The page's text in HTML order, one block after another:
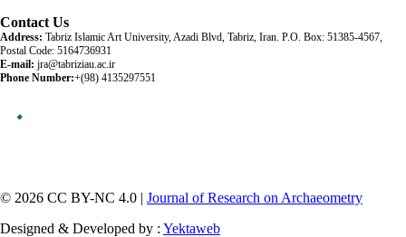
Contact Us
Address: Tabriz Islamic Art University, Azadi Blvd, Tabriz, Iran. P.O. Box: 51385-4567,
Postal Code: 5164736931
E-mail: jra@tabriziau.ac.ir
Phone Number:+(98) 4135297551
© 2026 CC BY-NC 4.0 | Journal of Research on Archaeometry
Designed & Developed by : Yektaweb